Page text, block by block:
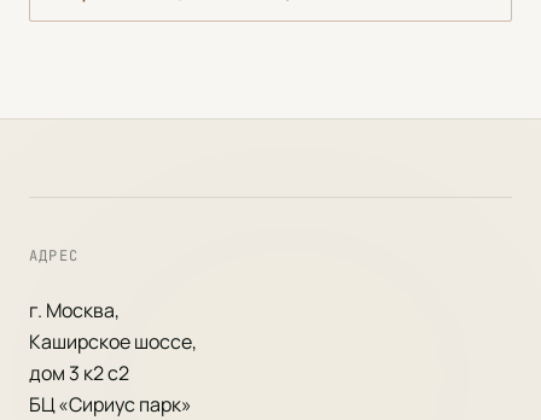
АДРЕС
г. Москва,
Каширское шоссе,
дом 3 к2 с2
БЦ «Сириус парк»